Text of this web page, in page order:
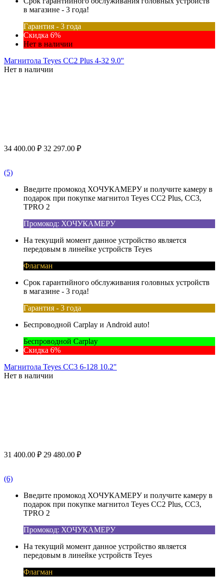
в магазине - 3 года!
Гарантия - 3 года
Скидка 6%
Нет в наличии
Магнитола Teyes CC2 Plus 4-32 9.0"
Нет в наличии
34 400.00 ₽ 32 297.00 ₽
(5)
Введите промокод ХОЧУКАМЕРУ и получите камеру в
подарок при покупке магнитол Teyes CC2 Plus, CC3,
TPRO 2
Промокод: ХОЧУКАМЕРУ
На текущий момент данное устройство является
передовым в линейке устройств Teyes
Флагман
Срок гарантийного обслуживания головных устройств
в магазине - 3 года!
Гарантия - 3 года
Беспроводной Carplay и Android auto!
Беспроводной Carplay
Скидка 6%
Магнитола Teyes CC3 6-128 10.2"
Нет в наличии
31 400.00 ₽ 29 480.00 ₽
(6)
Введите промокод ХОЧУКАМЕРУ и получите камеру в
подарок при покупке магнитол Teyes CC2 Plus, CC3,
TPRO 2
Промокод: ХОЧУКАМЕРУ
На текущий момент данное устройство является
передовым в линейке устройств Teyes
Флагман